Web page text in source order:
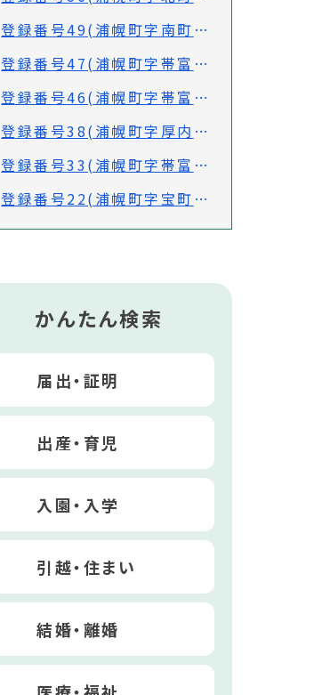
登録番号49(浦幌町字南町3番地16、3番地17)
登録番号47(浦幌町字帯富154番地55)
登録番号46(浦幌町字帯富154番地84)
登録番号38(浦幌町字厚内197番地2)
登録番号33(浦幌町字帯富154-68)
登録番号22(浦幌町字宝町53-73)
かんたん検索
届出・証明
出産・育児
入園・入学
引越・住まい
結婚・離婚